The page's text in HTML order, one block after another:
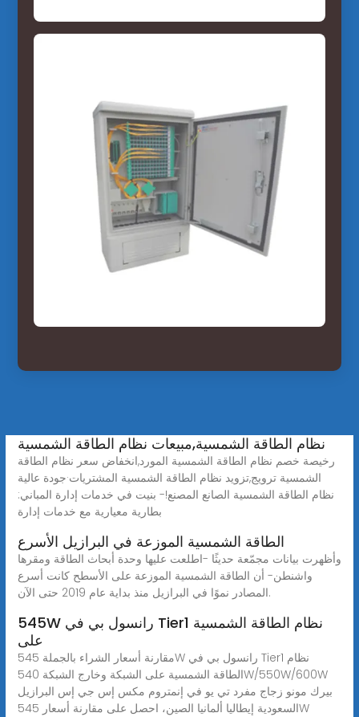
نظام الطاقة الشمسية,مبيعات نظام الطاقة الشمسية
رخيصة خصم نظام الطاقة الشمسية المورد,انخفاض سعر نظام الطاقة
الشمسية ترويج,تزويد نظام الطاقة الشمسية المشتريات·جودة عالية
نظام الطاقة الشمسية الصانع المصنع!- بنيت في خدمات إدارة المباني:
بطارية معيارية مع خدمات إدارة
الطاقة الشمسية الموزعة في البرازيل الأسرع
وأظهرت بيانات مجمّعة حديثًا -اطلعت عليها وحدة أبحاث الطاقة ومقرها
واشنطن- أن الطاقة الشمسية الموزعة على الأسطح كانت أسرع
المصادر نموًا في البرازيل منذ بداية عام 2019 حتى الآن.
545W رانسول بي في Tier1 نظام الطاقة الشمسية
على
مقارنة أسعار الشراء بالجملة 545W رانسول بي في Tier1 نظام
الطاقة الشمسية على الشبكة وخارج الشبكة 540W/550W/600W
بيرك مونو زجاج مفرد تي يو في إنمتروم مكس إس جي إس البرازيل
السعودية إيطاليا ألمانيا الصين، احصل على مقارنة أسعار 545W